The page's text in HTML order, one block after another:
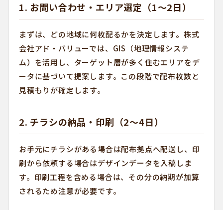
1. お問い合わせ・エリア選定（1〜2日）
まずは、どの地域に何枚配るかを決定します。株式
会社アド・バリューでは、GIS（地理情報システ
ム）を活用し、ターゲット層が多く住むエリアをデ
ータに基づいて提案します。この段階で配布枚数と
見積もりが確定します。
2. チラシの納品・印刷（2〜4日）
お手元にチラシがある場合は配布拠点へ配送し、印
刷から依頼する場合はデザインデータを入稿しま
す。印刷工程を含める場合は、その分の納期が加算
されるため注意が必要です。